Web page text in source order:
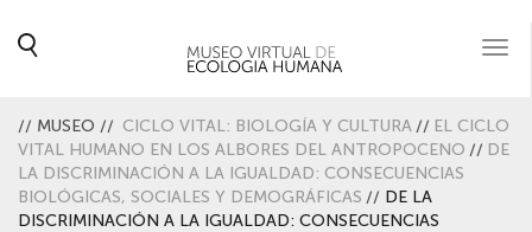
// MUSEO // CICLO VITAL: BIOLOGÍA Y CULTURA // EL CICLO
VITAL HUMANO EN LOS ALBORES DEL ANTROPOCENO // DE
LA DISCRIMINACIÓN A LA IGUALDAD: CONSECUENCIAS
BIOLÓGICAS, SOCIALES Y DEMOGRÁFICAS // DE LA
DISCRIMINACIÓN A LA IGUALDAD: CONSECUENCIAS